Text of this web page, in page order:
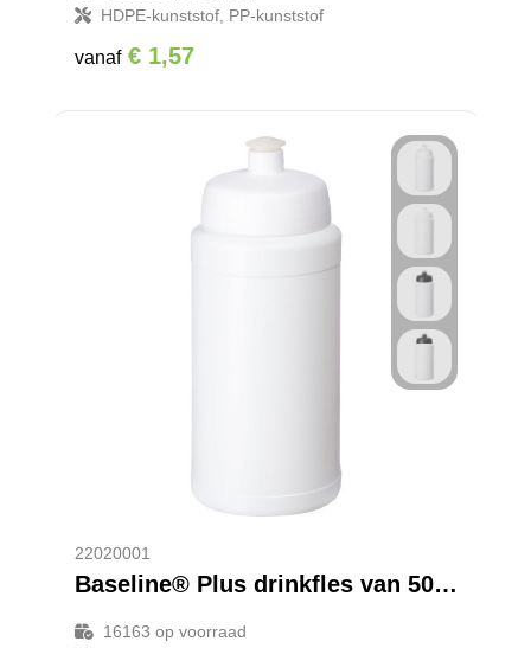
HDPE-kunststof, PP-kunststof
vanaf € 1,57
22020001
Baseline® Plus drinkfles van 500 ml
16163 op voorraad